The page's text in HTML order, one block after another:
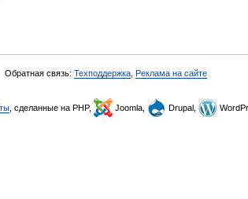
Обратная связь: Техподдержка Реклама на сайте
, сделанные на PHP, Joomla, Drupal,